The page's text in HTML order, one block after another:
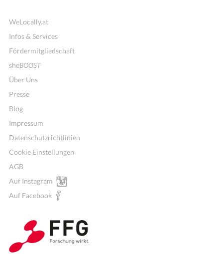
WeLocally.at
Infos & Services
Fördermitgliedschaft
sheBOOST
Über Uns
Presse
Blog
Impressum
Datenschutzrichtlinien
Cookie Einstellungen
AGB
Auf Instagram
Auf Facebook